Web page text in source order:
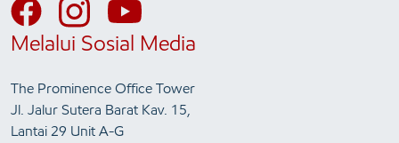
Melalui Sosial Media
The Prominence Office Tower
Jl. Jalur Sutera Barat Kav. 15,
Lantai 29 Unit A-G